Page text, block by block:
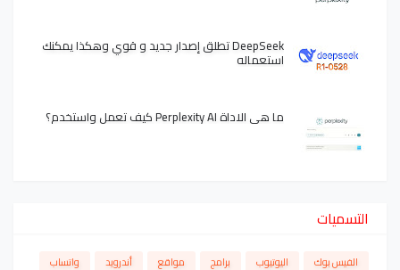
DeepSeek تطلق إصدار جديد و قوي وهكذا يمكنك
استعماله
ما هي الاداة Perplexity AI كيف تعمل واستخدم؟
التسميات
الفيس بوك اليوتيوب برامج مواقع أندرويد واتساب